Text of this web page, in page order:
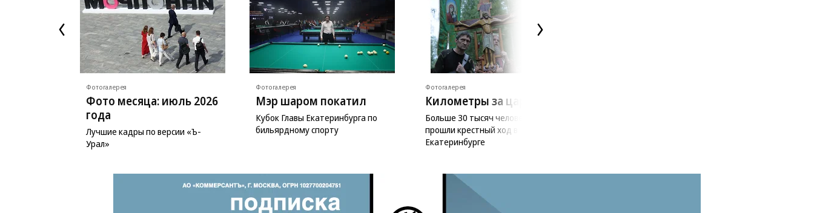
Фотогалерея
Фото месяца: июль 2026
года
Лучшие кадры по версии «Ъ-
Урал»
Фотогалерея
Мэр шаром покатил
Кубок Главы Екатеринбурга по
бильярдному спорту
Фотогалерея
Километры за царя
Больше 30 тысяч человек
прошли крестный ход в
Екатеринбурге